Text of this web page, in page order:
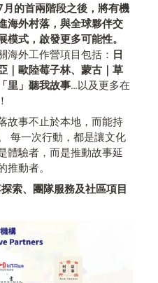
的首兩階段之後，將有機
海外村落，與全球夥伴交
式，啟發更多可能性。
海外工作營項目包括： 日
｜歐陸莓子林、蒙古｜草
里」聽我故事…以及更多在
故事不止於本地，而能持
每一次行動，都是讓文化
體驗者，而是推動故事延
動者。
索、團隊服務及社區項目